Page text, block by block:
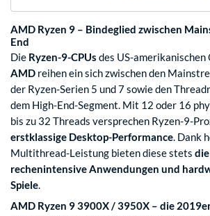
AMD Ryzen 9 – Bindeglied zwischen
End
Die Ryzen-9-CPUs des US-
AMD reihen ein sich zwischen den
der Ryzen-Serien 5 und 7 sowie den
dem High-End-Segment. Mit 12 oder 16
bis zu 32 Threads versprechen Ryzen-9-
erstklassige Desktop-Performance. Dank
Multithread-Leistung bieten diese stets
rechenintensive Anwendungen und
Spiele.
AMD Ryzen 9 3900X / 3950X – die